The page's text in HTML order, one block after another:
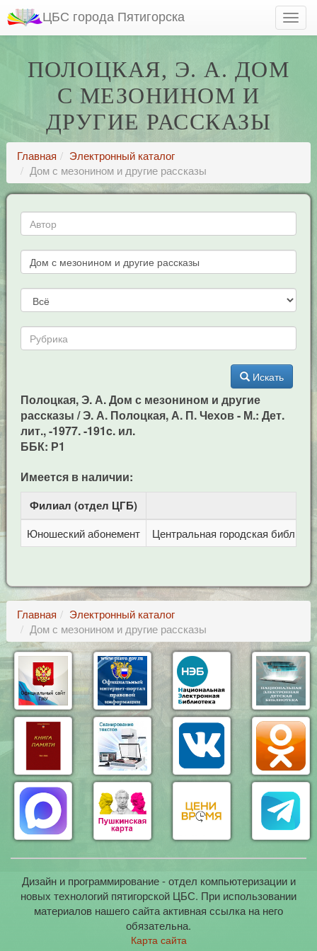
ЦБС города Пятигорска
ПОЛОЦКАЯ, Э. А. ДОМ
С МЕЗОНИНОМ И
ДРУГИЕ РАССКАЗЫ
Главная
Электронный каталог
Дом с мезонином и другие рассказы
Искать
Полоцкая, Э. А. Дом с мезонином и другие
рассказы / Э. А. Полоцкая, А. П. Чехов - М.: Дет.
лит., -1977. -191c. ил.
ББК: Р1
Имеется в наличии:
Филиал (отдел ЦГБ)
Юношеский абонемент Центральная городская
Главная
Электронный каталог
Дом с мезонином и другие рассказы
Дизайн и программирование - отдел компьютеризации и
новых технологий пятигорской ЦБС. При использовании
материалов нашего сайта активная ссылка на него
обязательна.
Карта сайта